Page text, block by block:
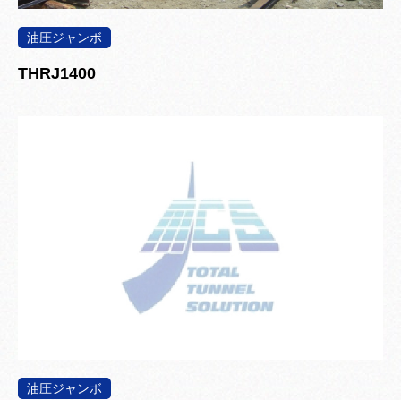
油圧ジャンボ
THRJ1400
油圧ジャンボ